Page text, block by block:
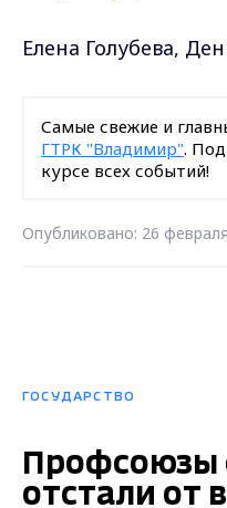
Елена Голубева,
Самые свежие и
ГТРК "Владимир".
курсе всех событий!
Опубликовано: 26
ГОСУДАРСТВО
Профсоюзы
отстали от